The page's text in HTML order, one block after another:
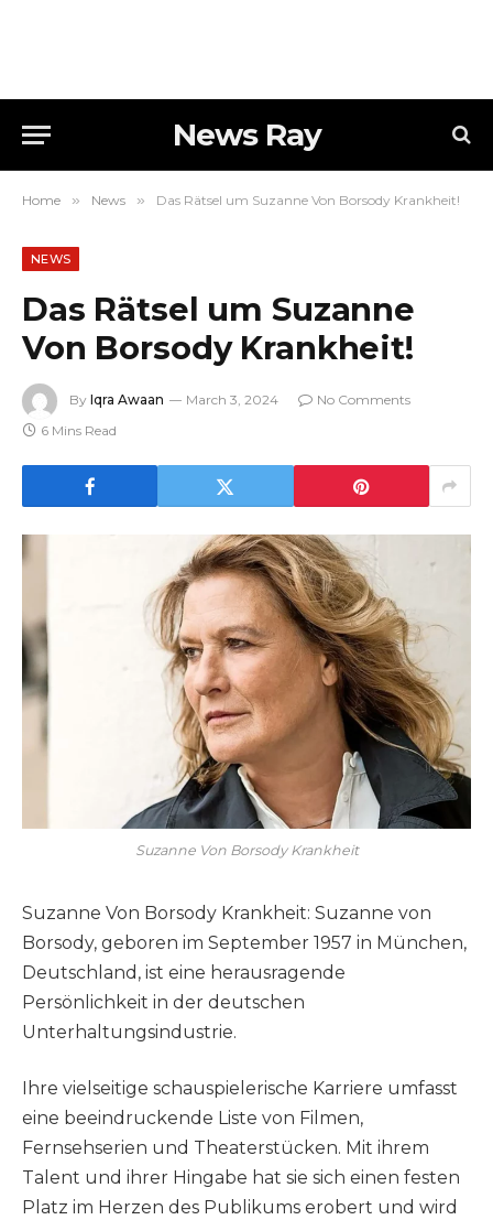
News Ray
Home » News » Das Rätsel um Suzanne Von Borsody Krankheit!
NEWS
Das Rätsel um Suzanne
Von Borsody Krankheit!
By Iqra Awaan March 3, 2024
No Comments
6 Mins Read
Suzanne Von Borsody Krankheit
Suzanne Von Borsody Krankheit: Suzanne von
Borsody, geboren im September 1957 in München,
Deutschland, ist eine herausragende
Persönlichkeit in der deutschen
Unterhaltungsindustrie.
Ihre vielseitige schauspielerische Karriere umfasst
eine beeindruckende Liste von Filmen,
Fernsehserien und Theaterstücken. Mit ihrem
Talent und ihrer Hingabe hat sie sich einen festen
Platz im Herzen des Publikums erobert und wird